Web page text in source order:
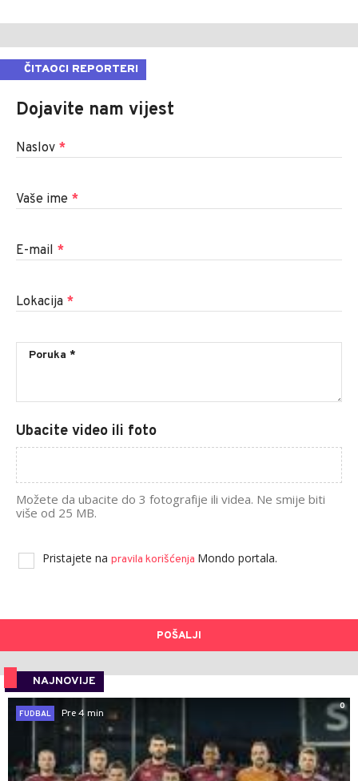
ČITAOCI REPORTERI
Dojavite nam vijest
Naslov *
Vaše ime *
E-mail *
Lokacija *
Ubacite video ili foto
Možete da ubacite do 3 fotografije ili videa. Ne smije biti
više od 25 MB.
Pristajete na pravila korišćenja Mondo portala.
POŠALJI
NAJNOVIJE
0
FUDBAL
Pre 4 min